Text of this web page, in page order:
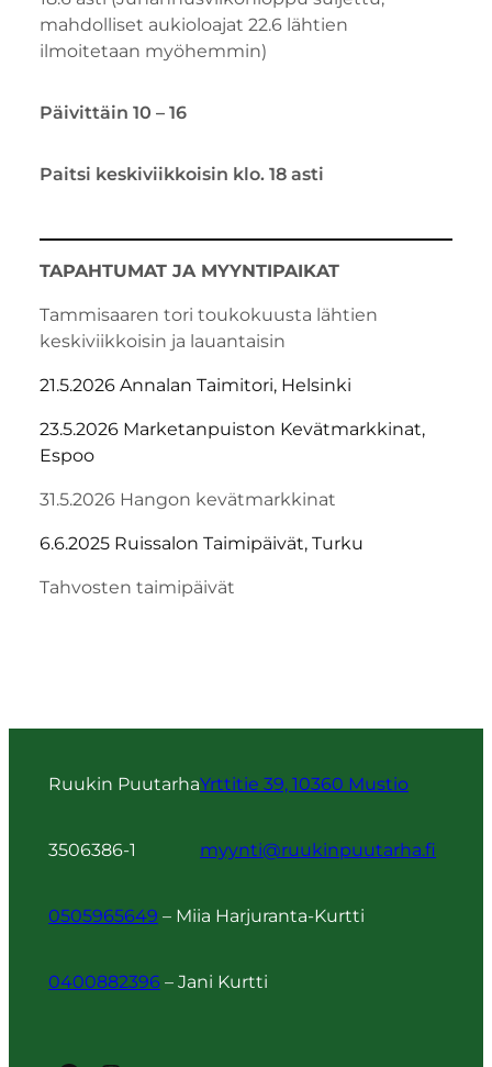
mahdolliset aukioloajat 22.6 lähtien
ilmoitetaan myöhemmin)
Päivittäin 10 – 16
Paitsi keskiviikkoisin klo. 18 asti
TAPAHTUMAT JA MYYNTIPAIKAT
Tammisaaren tori toukokuusta lähtien
keskiviikkoisin ja lauantaisin
21.5.2026 Annalan Taimitori, Helsinki
23.5.2026 Marketanpuiston Kevätmarkkinat,
Espoo
31.5.2026 Hangon kevätmarkkinat
6.6.2025 Ruissalon Taimipäivät, Turku
Tahvosten taimipäivät
Ruukin Puutarha
3506386-1
Yrttitie 39, 10360 Mustio
myynti@ruukinpuutarha.fi
0505965649 – Miia Harjuranta-Kurtti
0400882396 – Jani Kurtti